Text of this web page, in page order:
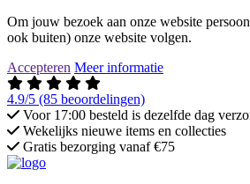
Om jouw bezoek aan onze website
ook buiten) onze website volgen.
Accepteren Meer informatie
4.9/5 (85 beoordelingen)
Voor 17:00 besteld is dezelfde dag
Wekelijks nieuwe items en collecties
Gratis bezorging vanaf €75